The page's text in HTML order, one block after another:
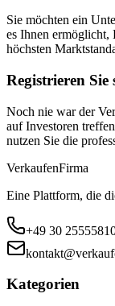
Sie möchten ein
es Ihnen ermöglicht,
höchsten
Registrieren
Noch nie war der
auf Investoren
nutzen Sie die
VerkaufenFirma
Eine Plattform, die
+49 30
Kategorien